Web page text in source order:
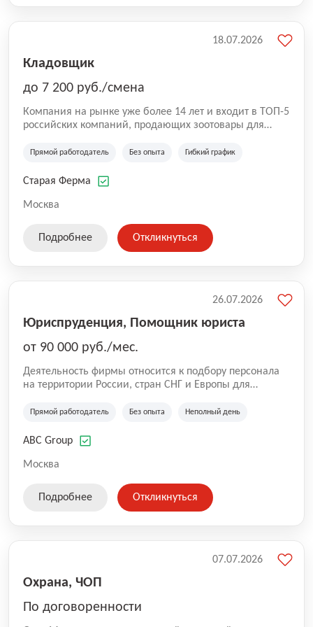
Кладовщик
до 7 200 руб./смена
Компания на рынке уже более 14 лет и входит в ТОП-5
российских компаний, продающих зоотовары для
компания владеет 5 розничными магазинами, а также
России (Wildberries, Ozon, Яндекс. Маркет и
на глобальной доставке товаров по всей территории
SKU, премиальные бренды кормов и собственные
Прямой работодатель Без опыта Гибкий график
Старая Ферма
Москва
18.07.2026
Подробнее Откликнуться
Юриспруденция, Помощник юриста
от 90 000 руб./мес.
Деятельность фирмы относится к подбору персонала
на территории России, стран СНГ и Европы для
культуре и развлечениям, информационным
Прямой работодатель Без опыта Неполный день
ABC Group
Москва
26.07.2026
Подробнее Откликнуться
Охрана, ЧОП
По договоренности
07.07.2026